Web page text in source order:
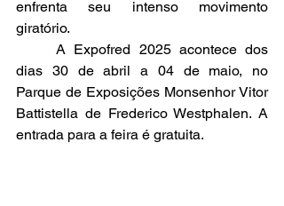
enfrenta seu intenso movimento
giratório.
	A Expofred 2025 acontece dos
dias 30 de abril a 04 de maio, no
Parque de Exposições Monsenhor Vitor
Battistella de Frederico Westphalen. A
entrada para a feira é gratuita.